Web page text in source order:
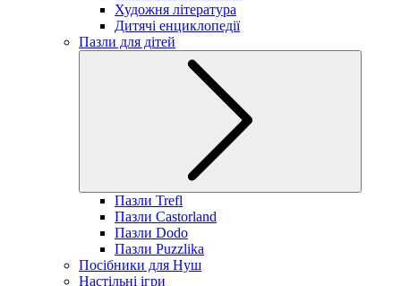
Художня література
Дитячі енциклопедії
Пазли для дітей
Пазли Trefl
Пазли Castorland
Пазли Dodo
Пазли Puzzlika
Посібники для Нуш
Настільні ігри